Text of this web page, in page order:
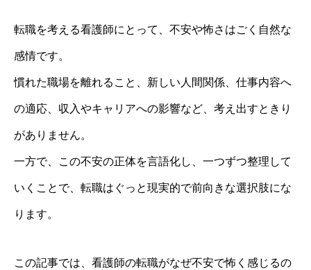
転職を考える看護師にとって、不安や怖さはごく自然な
感情です。
慣れた職場を離れること、新しい人間関係、仕事内容へ
の適応、収入やキャリアへの影響など、考え出すときり
がありません。
一方で、この不安の正体を言語化し、一つずつ整理して
いくことで、転職はぐっと現実的で前向きな選択肢にな
ります。
この記事では、看護師の転職がなぜ不安で怖く感じるの